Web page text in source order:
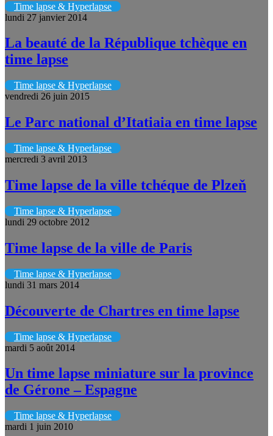
Time lapse & Hyperlapse
lundi 27 janvier 2014
La beauté de la République tchèque en
time lapse
Time lapse & Hyperlapse
vendredi 26 juin 2015
Le Parc national d’Itatiaia en time lapse
Time lapse & Hyperlapse
mercredi 3 avril 2013
Time lapse de la ville tchéque de Plzeň
Time lapse & Hyperlapse
lundi 29 octobre 2012
Time lapse de la ville de Paris
Time lapse & Hyperlapse
lundi 31 mars 2014
Découverte de Chartres en time lapse
Time lapse & Hyperlapse
mardi 5 août 2014
Un time lapse miniature sur la province
de Gérone – Espagne
Time lapse & Hyperlapse
mardi 1 juin 2010